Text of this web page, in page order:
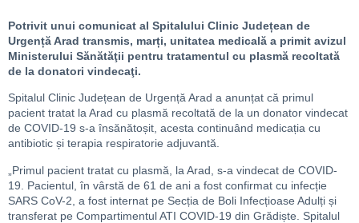
Potrivit unui comunicat al Spitalului Clinic Județean de
Urgență Arad transmis, marți, unitatea medicală a primit avizul
Ministerului Sănătăţii pentru tratamentul cu plasmă recoltată
de la donatori vindecaţi.
Spitalul Clinic Județean de Urgență Arad a anunțat că primul
pacient tratat la Arad cu plasmă recoltată de la un donator vindecat
de COVID-19 s-a însănătoșit, acesta continuând medicația cu
antibiotic și terapia respiratorie adjuvantă.
„Primul pacient tratat cu plasmă, la Arad, s-a vindecat de COVID-
19. Pacientul, în vârstă de 61 de ani a fost confirmat cu infecție
SARS CoV-2, a fost internat pe Secția de Boli Infecțioase Adulți și
transferat pe Compartimentul ATI COVID-19 din Grădiște. Spitalul